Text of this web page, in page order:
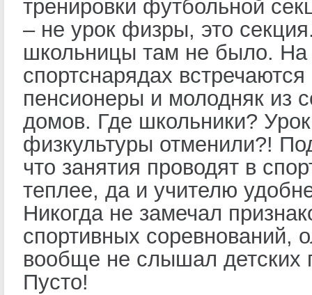
тренировки футбольной
– не урок физры, это
школьницы там не было. На
спортснарядах
пенсионеры и молодняк из
домов. Где школьники?
физкультуры отменили?!
что занятия проводят в
теплее, да и учителю
Никогда не замечал
спортивных соревнований,
вообще не слышал детских
Пусто!